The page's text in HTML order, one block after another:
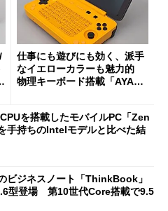
仕事にも遊びにも効く、派手
なイエローカラーも魅力的
物理キーボード搭載「AYANE
を搭載したモバイルPC「Zen
手持ちのIntelモデルと比べた結
ビジネスノート「ThinkBook」
型登場 第10世代Core搭載で9.5